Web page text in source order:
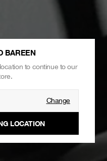
BAREEN
to continue to our
Change
LOCATION